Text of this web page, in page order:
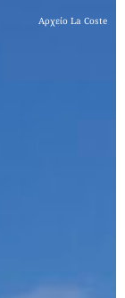
Αρχείο La Coste